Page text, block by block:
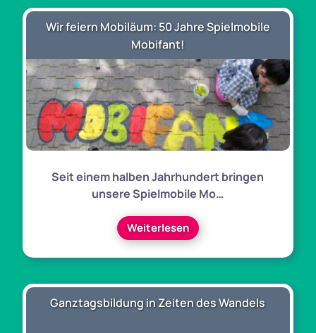
Wir feiern Mobiläum: 50 Jahre Spielmobile
Mobifant!
Seit einem halben Jahrhundert bringen
unsere Spielmobile Mo…
Weiterlesen
Ganztagsbildung in Zeiten des Wandels